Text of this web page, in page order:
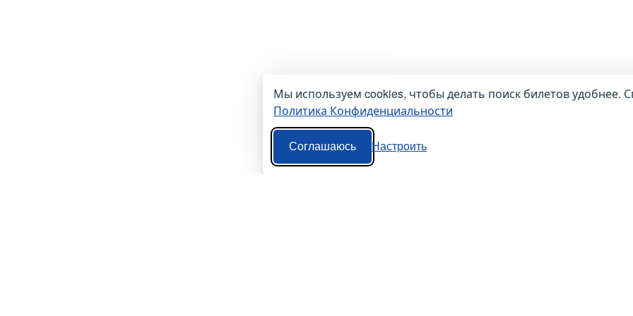
Мы используем cookies, чтобы делать поиск билетов удобнее.
Политика Конфиденциальности
Соглашаюсь Настроить